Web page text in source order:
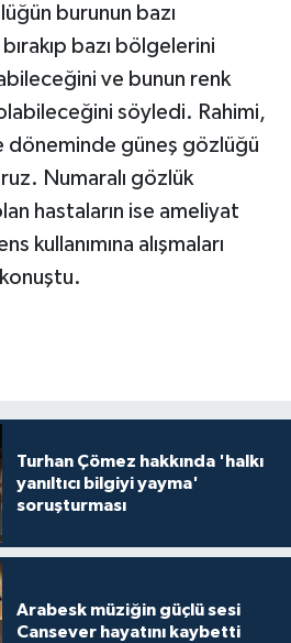
burunun bazı
bazı bölgelerini
ve bunun renk
olabileceğini söyledi. Rahimi,
döneminde güneş gözlüğü
Numaralı gözlük
hastaların ise ameliyat
kullanımına alışmaları
Turhan Çömez hakkında 'halkı
yanıltıcı bilgiyi yayma'
soruşturması
Arabesk müziğin güçlü sesi
Cansever hayatını kaybetti